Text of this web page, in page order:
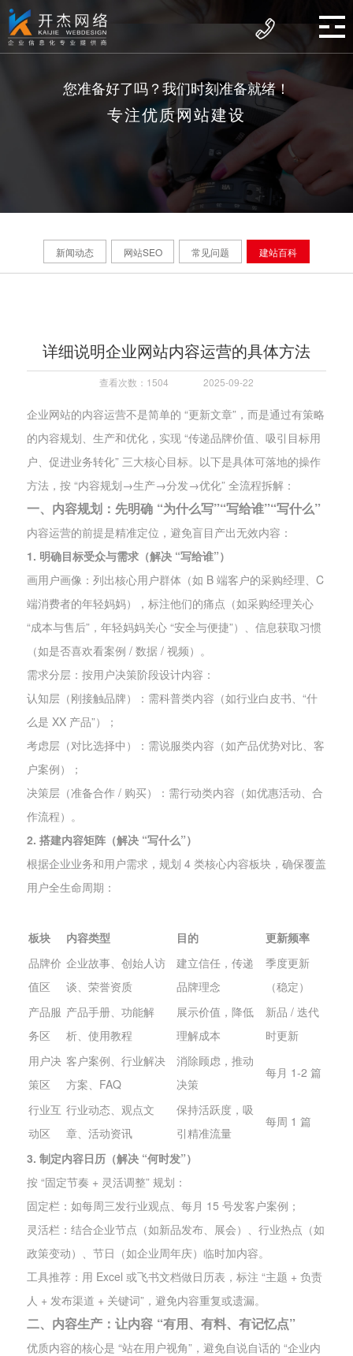
您准备好了吗？我们时刻准备就绪！
专注优质网站建设
新闻动态 网站SEO 常见问题 建站百科
详细说明企业网站内容运营的具体方法
查看次数：1504 2025-09-22
企业网站的内容运营不是简单的 “更新文章”，而是通过有策略
的内容规划、生产和优化，实现 “传递品牌价值、吸引目标用
户、促进业务转化” 三大核心目标。以下是具体可落地的操作
方法，按 “内容规划→生产→分发→优化” 全流程拆解：
一、内容规划：先明确 “为什么写”“写给谁”“写什么”
内容运营的前提是精准定位，避免盲目产出无效内容：
1. 明确目标受众与需求（解决 “写给谁”）
画用户画像：列出核心用户群体（如 B 端客户的采购经理、C
端消费者的年轻妈妈），标注他们的痛点（如采购经理关心
“成本与售后”，年轻妈妈关心 “安全与便捷”）、信息获取习惯
（如是否喜欢看案例 / 数据 / 视频）。
需求分层：按用户决策阶段设计内容：
认知层（刚接触品牌）：需科普类内容（如行业白皮书、“什
么是 XX 产品”）；
考虑层（对比选择中）：需说服类内容（如产品优势对比、客
户案例）；
决策层（准备合作 / 购买）：需行动类内容（如优惠活动、合
作流程）。
2. 搭建内容矩阵（解决 “写什么”）
根据企业业务和用户需求，规划 4 类核心内容板块，确保覆盖
用户全生命周期：
板块 内容类型 目的
更新频率
品牌价
值区
企业故事、创始人访
谈、荣誉资质
建立信任，传递
品牌理念
季度更新
（稳定）
产品服
务区
产品手册、功能解
析、使用教程
展示价值，降低
理解成本
新品 / 迭代
时更新
用户决
策区
客户案例、行业解决
方案、FAQ
消除顾虑，推动
决策
每月 1-2 篇
行业互
动区
行业动态、观点文
章、活动资讯
保持活跃度，吸
引精准流量
每周 1 篇
3. 制定内容日历（解决 “何时发”）
按 “固定节奏 + 灵活调整” 规划：
固定栏：如每周三发行业观点、每月 15 号发客户案例；
灵活栏：结合企业节点（如新品发布、展会）、行业热点（如
政策变动）、节日（如企业周年庆）临时加内容。
工具推荐：用 Excel 或飞书文档做日历表，标注 “主题 + 负责
人 + 发布渠道 + 关键词”，避免内容重复或遗漏。
二、内容生产：让内容 “有用、有料、有记忆点”
优质内容的核心是 “站在用户视角”，避免自说自话的 “企业内